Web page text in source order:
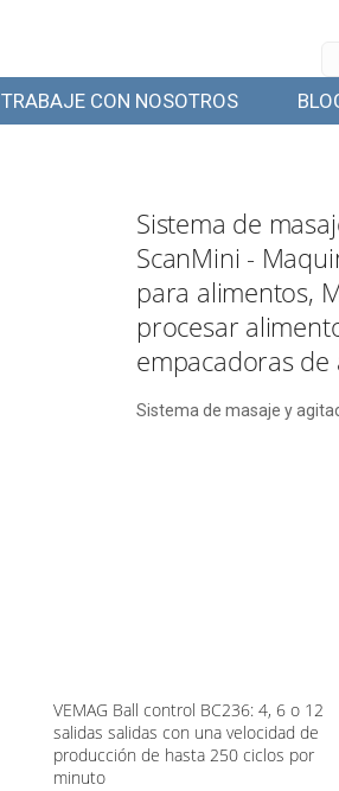
TRABAJE CON NOSOTROS
Sistema de
ScanMini -
para alimentos,
procesar
empacadoras
Sistema de masaje y
VEMAG Ball control BC236: 4, 6 o 12
salidas salidas con una velocidad de
producción de hasta 250 ciclos por
minuto